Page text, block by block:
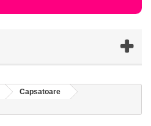
Capsatoare